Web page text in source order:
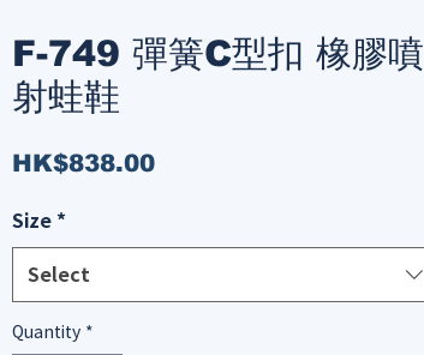
F-749 彈簧C型扣 橡膠噴
射蛙鞋
HK$838.00Price
Size *
Select
Quantity *